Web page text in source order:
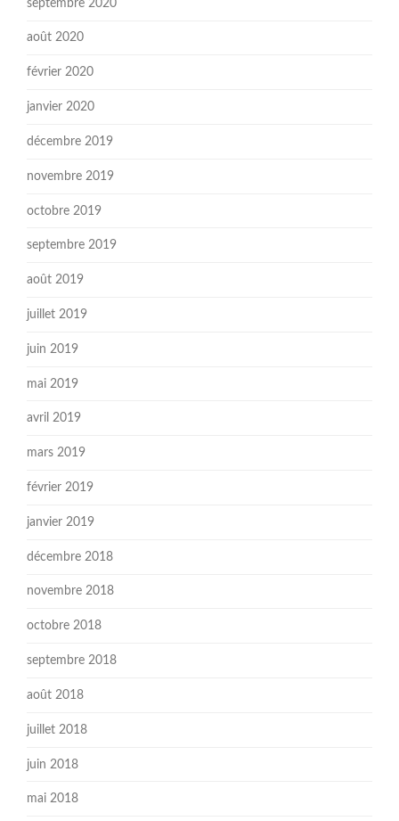
septembre 2020
août 2020
février 2020
janvier 2020
décembre 2019
novembre 2019
octobre 2019
septembre 2019
août 2019
juillet 2019
juin 2019
mai 2019
avril 2019
mars 2019
février 2019
janvier 2019
décembre 2018
novembre 2018
octobre 2018
septembre 2018
août 2018
juillet 2018
juin 2018
mai 2018